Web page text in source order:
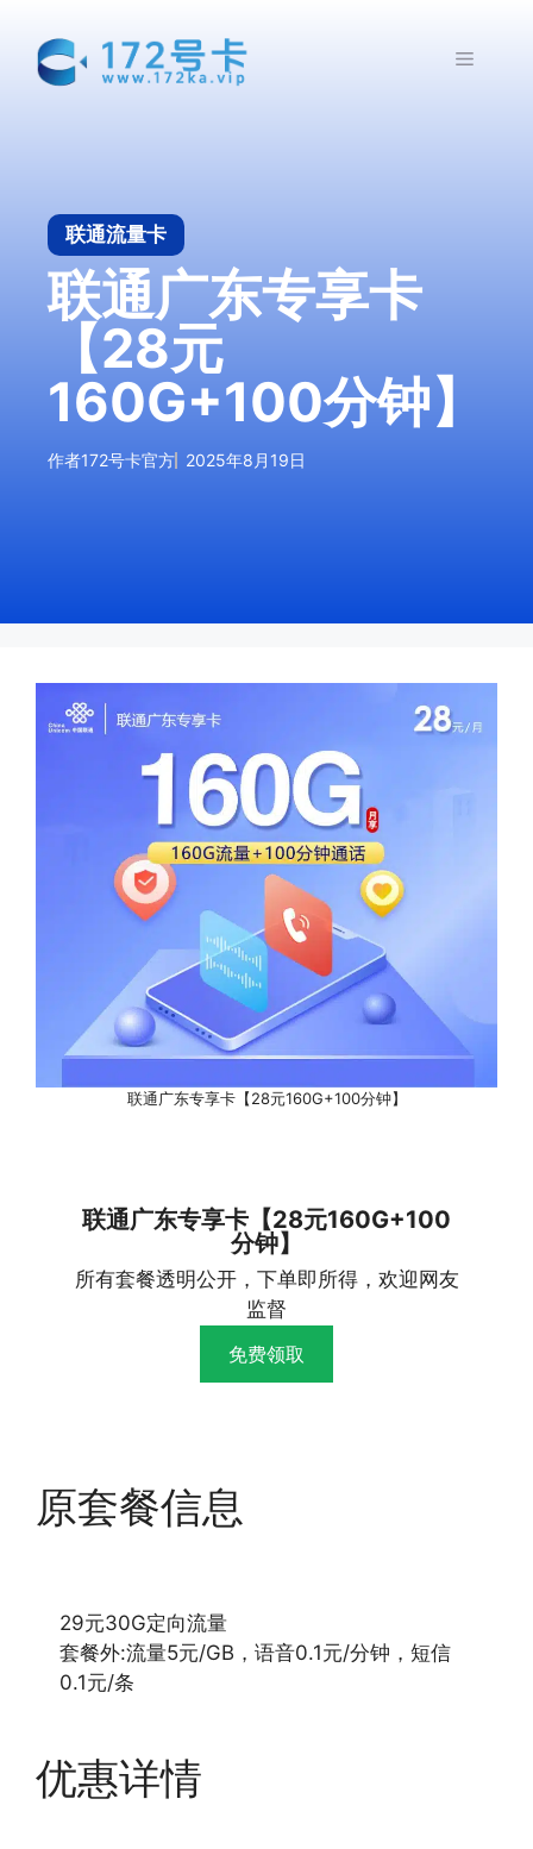
菜
联通流量卡
联通广东专享卡
【28元
160G+100分钟】
作者172号卡官方 2025年8月19日
联通广东专享卡【28元160G+100分钟】
联通广东专享卡【28元160G+100
分钟】
所有套餐透明公开，下单即所得，欢迎网友
监督
免费领取
原套餐信息
29元30G定向流量
套餐外:流量5元/GB，语音0.1元/分钟，短信
0.1元/条
优惠详情